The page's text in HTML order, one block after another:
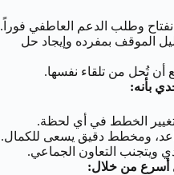
وطلب الدعم العاطفي فوراً.
الموقف بمفرده وإيجاد حل
أن تُحل من تلقاء نفسها.
بأنه:
الخطط في أي لحظة.
ومخطط دقيق يسعى للكمال.
ويتجنب التعاون الجماعي.
أسرع من خلال: